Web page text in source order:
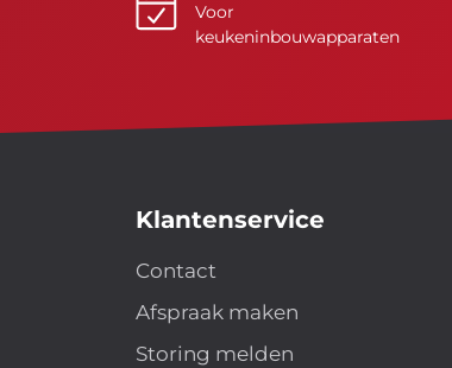
Voor
keukeninbouwapparaten
Klantenservice
Contact
Afspraak maken
Storing melden